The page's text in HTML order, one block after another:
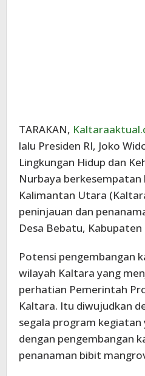
TARAKAN,
lalu Presiden RI, Joko
Lingkungan Hidup dan
Nurbaya berkesempatan
Kalimantan Utara
peninjauan dan
Desa Bebatu, Kabupaten
Potensi pengembangan
wilayah Kaltara yang
perhatian Pemerintah
Kaltara. Itu diwujudkan
segala program
dengan pengembangan
penanaman bibit